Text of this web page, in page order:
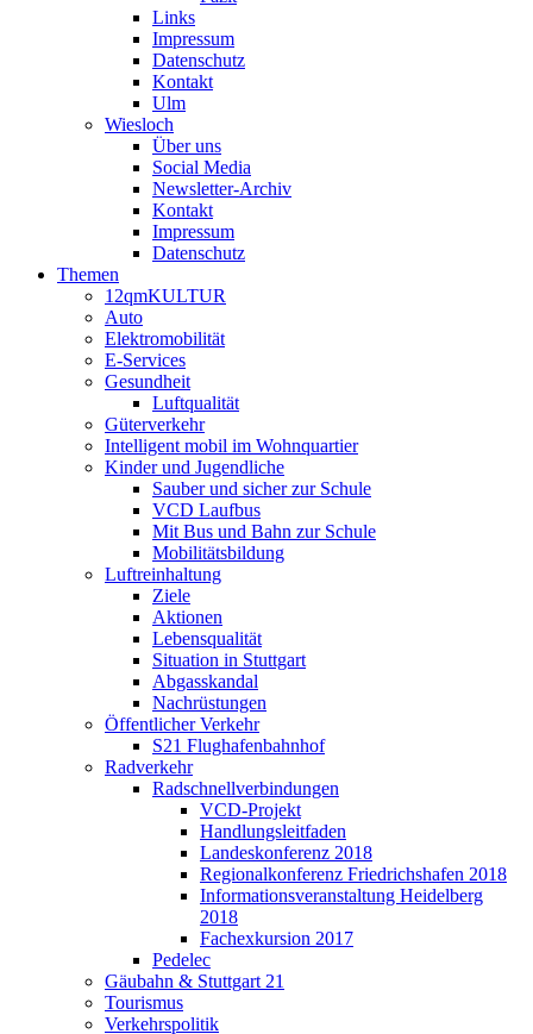
Links
Impressum
Datenschutz
Kontakt
Ulm
Wiesloch
Über uns
Social Media
Newsletter-Archiv
Kontakt
Impressum
Datenschutz
Themen
12qmKULTUR
Auto
Elektromobilität
E-Services
Gesundheit
Luftqualität
Güterverkehr
Intelligent mobil im Wohnquartier
Kinder und Jugendliche
Sauber und sicher zur Schule
VCD Laufbus
Mit Bus und Bahn zur Schule
Mobilitätsbildung
Luftreinhaltung
Ziele
Aktionen
Lebensqualität
Situation in Stuttgart
Abgasskandal
Nachrüstungen
Öffentlicher Verkehr
S21 Flughafenbahnhof
Radverkehr
Radschnellverbindungen
VCD-Projekt
Handlungsleitfaden
Landeskonferenz 2018
Regionalkonferenz Friedrichshafen 2018
Informationsveranstaltung Heidelberg
2018
Fachexkursion 2017
Pedelec
Gäubahn & Stuttgart 21
Tourismus
Verkehrspolitik